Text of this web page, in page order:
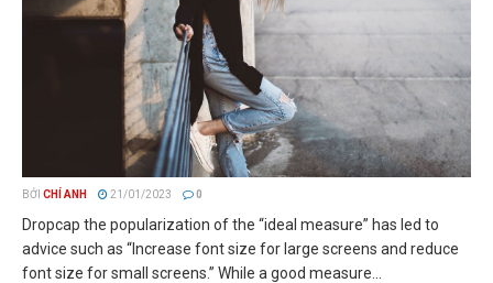
BỞI CHÍ ANH 21/01/2023 0
Dropcap the popularization of the “ideal measure” has led to
advice such as “Increase font size for large screens and reduce
font size for small screens.” While a good measure...